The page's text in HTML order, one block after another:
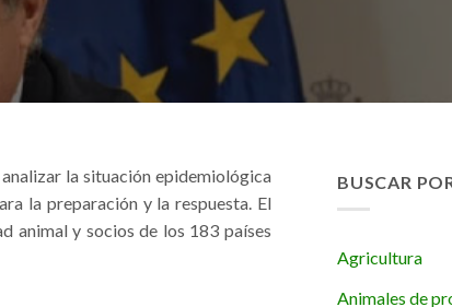
la situación epidemiológica
la preparación y la respuesta. El
animal y socios de los 183 países
BUSCAR
Agricultura
Animales de